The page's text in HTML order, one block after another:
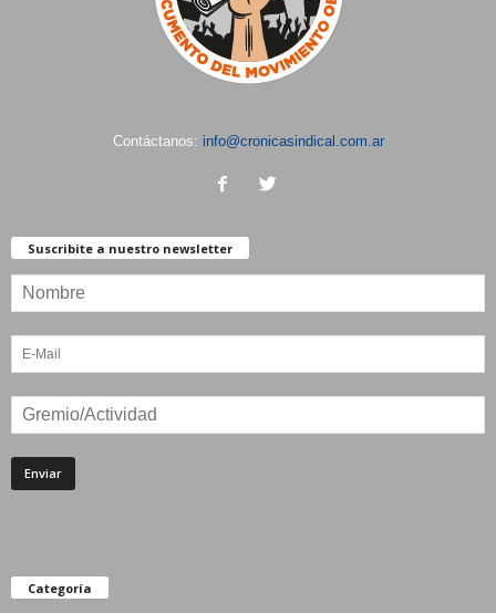
Contáctanos: info@cronicasindical.com.ar
Suscribite a nuestro newsletter
Categoría